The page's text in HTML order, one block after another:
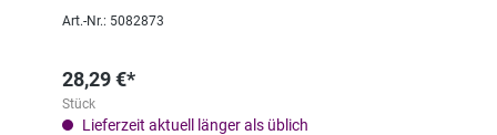
Art.-Nr.: 5082873
28,29 €*
Stück
Lieferzeit aktuell länger als üblich